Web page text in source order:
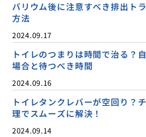
バリウム後に注意すべき排出ト
方法
2024.09.17
トイレのつまりは時間で治る？
場合と待つべき時間
2024.09.16
トイレタンクレバーが空回り？
理でスムーズに解決！
2024.09.14